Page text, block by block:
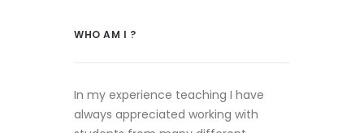
WHO AM I ?
In my experience teaching I have
always appreciated working with